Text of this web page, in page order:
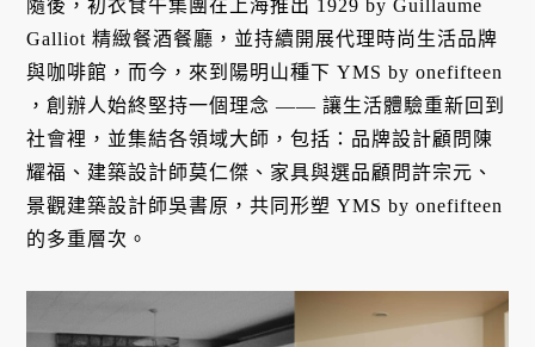
隨後，初衣食午集團在上海推出 1929 by Guillaume
Galliot 精緻餐酒餐廳，並持續開展代理時尚生活品牌
與咖啡館，而今，來到陽明山種下 YMS by onefifteen
，創辦人始終堅持一個理念 —— 讓生活體驗重新回到
社會裡，並集結各領域大師，包括：品牌設計顧問陳
耀福、建築設計師莫仁傑、家具與選品顧問許宗元、
景觀建築設計師吳書原，共同形塑 YMS by onefifteen
的多重層次。